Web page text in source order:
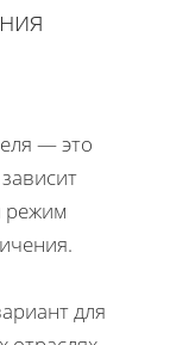
— это
режим
для